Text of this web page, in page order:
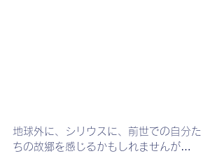
地球外に、シリウスに、前世での自分た
ちの故郷を感じるかもしれませんが…